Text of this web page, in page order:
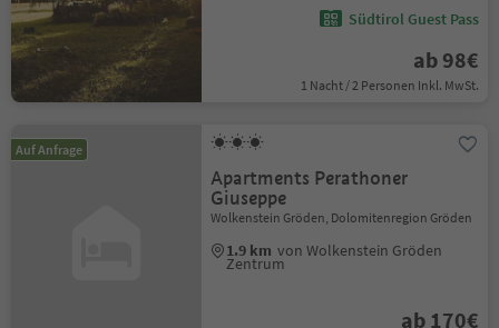
Südtirol Guest Pass
ab 98€
1 Nacht / 2 Personen Inkl. MwSt.
Auf Anfrage
Apartments Perathoner
Giuseppe
Wolkenstein Gröden, Dolomitenregion Gröden
1.9 km von Wolkenstein Gröden
Zentrum
ab 170€